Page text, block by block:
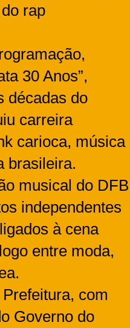
rap
30 Anos”,
décadas do
carreira
carioca, música
brasileira.
musical do DFB
independentes
à cena
entre moda,
com
Governo do